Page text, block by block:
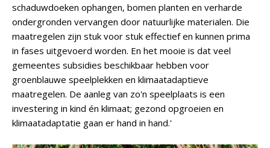
schaduwdoeken ophangen, bomen planten en verharde
ondergronden vervangen door natuurlijke materialen. Die
maatregelen zijn stuk voor stuk effectief en kunnen prima
in fases uitgevoerd worden. En het mooie is dat veel
gemeentes subsidies beschikbaar hebben voor
groenblauwe speelplekken en klimaatadaptieve
maatregelen. De aanleg van zo'n speelplaats is een
investering in kind én klimaat; gezond opgroeien en
klimaatadaptatie gaan er hand in hand.'